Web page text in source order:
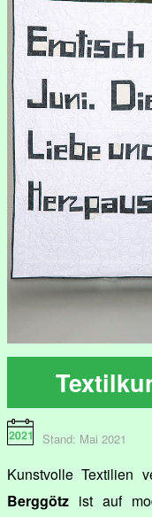
Stand: Mai 2021
Kunstvolle Textilien
Berggötz ist auf